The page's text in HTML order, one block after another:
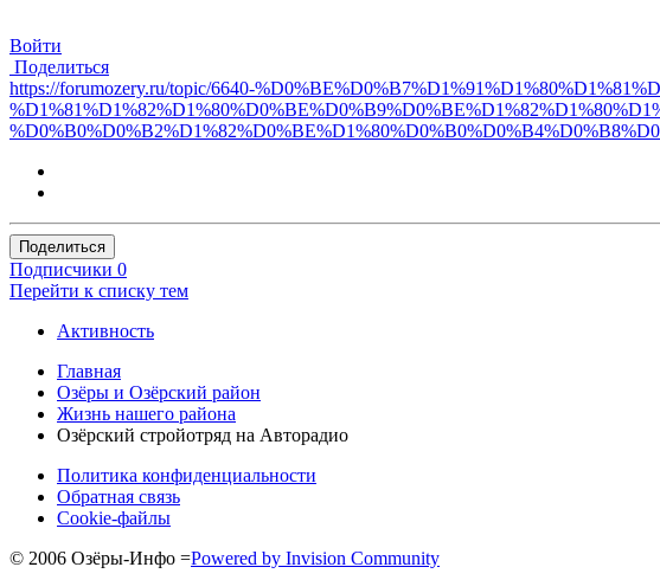
Войти
Поделиться
https://forumozery.ru/topic/6640-
Поделиться
Подписчики 0
Перейти к списку тем
Активность
Главная
Озёры и Озёрский район
Жизнь нашего района
Озёрский стройотряд на Авторадио
Политика конфиденциальности
Обратная связь
Cookie-файлы
© 2006 Озёры-Инфо =Powered by Invision Community